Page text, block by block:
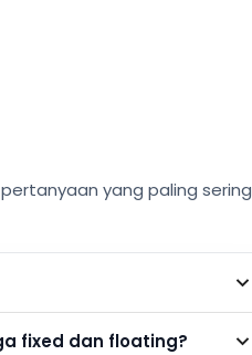
yang paling sering
fixed dan floating?